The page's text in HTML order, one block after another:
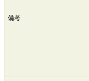
備考